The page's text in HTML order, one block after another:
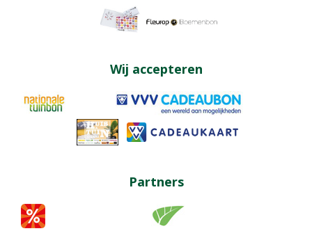
Wij accepteren
Partners